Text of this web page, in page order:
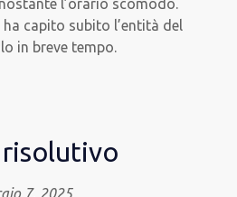
l’orario scomodo.
capito subito l’entità del
in breve tempo.
7, 2025